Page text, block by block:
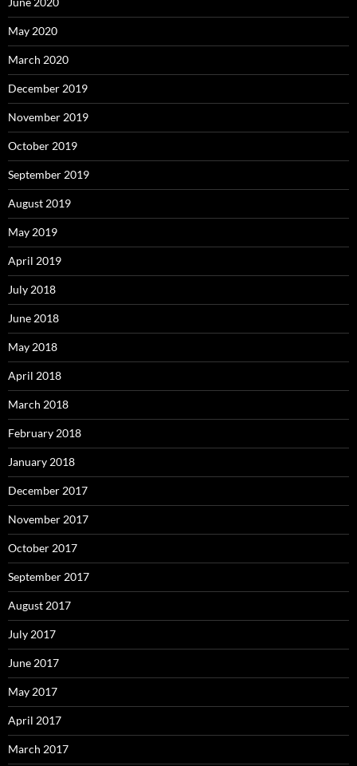
May 2020
March 2020
December 2019
November 2019
October 2019
September 2019
August 2019
May 2019
April 2019
July 2018
June 2018
May 2018
April 2018
March 2018
February 2018
January 2018
December 2017
November 2017
October 2017
September 2017
August 2017
July 2017
June 2017
May 2017
April 2017
March 2017